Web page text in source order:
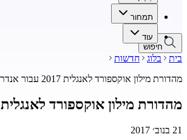
תמחור
עוד
תמחור
חיפוש
בית בלוג
חדשות
מהדורת מילון אוקספורד לאנגלית 2017 עבור אנדרואיד ו-iOS
מהדורת מילון אוקספורד לאנגלית 2017 עבור אנדרואיד ו-iOS
21 בנוב׳ 2017